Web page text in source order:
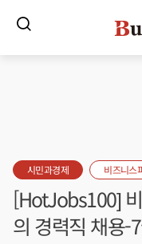
시민과경제 비즈니스
[HotJobs100]
의 경력직 채용-